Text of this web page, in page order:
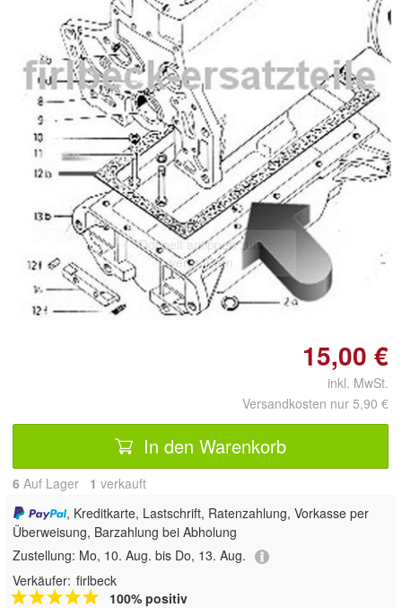
Doppelt antippen zum
vergrößern
15,00 €
inkl. MwSt.
Versandkosten nur 5,90 €
In den Warenkorb
6 Auf Lager 1 verkauft
, Kreditkarte, Lastschrift, Ratenzahlung, Vorkasse per
Überweisung, Barzahlung bei Abholung
Zustellung: Mo, 10. Aug. bis Do, 13. Aug.
Verkäufer: firlbeck
100% positiv